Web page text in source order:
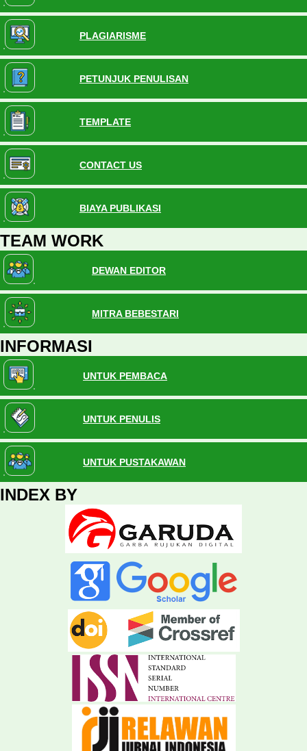
PLAGIARISME
PETUNJUK PENULISAN
TEMPLATE
CONTACT US
BIAYA PUBLIKASI
TEAM WORK
DEWAN EDITOR
MITRA BEBESTARI
INFORMASI
UNTUK PEMBACA
UNTUK PENULIS
UNTUK PUSTAKAWAN
INDEX BY